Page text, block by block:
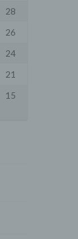
28
26
24
21
15